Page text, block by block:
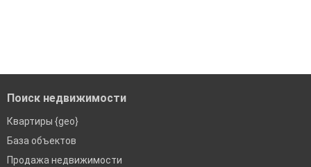
Поиск недвижимости
Квартиры {geo}
База объектов
Продажа недвижимости